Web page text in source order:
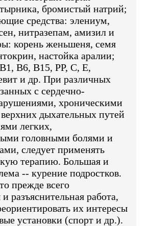
бромистый натрий;
средства: элениум,
нитразепам, амизил и
корень женьшеня, семя
настойка аралии;
В6, В15, РР, С, Е,
и др. При различных
с сердечно-
хроническими
дыхательных путей
легких,
головными болями и
следует применять
терапию. Большая и
-- курение подростков.
прежде всего
разъяснительная работа,
их интересы
установки (спорт и др.).